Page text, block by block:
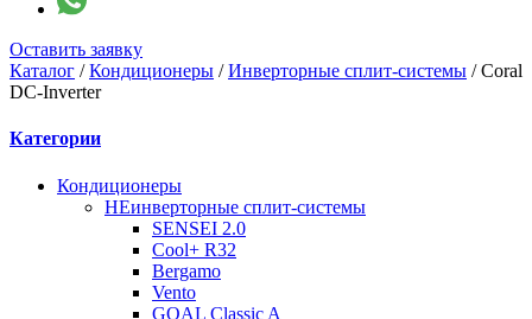
Оставить заявку
Каталог /Кондиционеры /Инверторные сплит-системы /Coral
DC-Inverter
Категории
Кондиционеры
НЕинверторные сплит-системы
SENSEI 2.0
Cool+ R32
Bergamo
Vento
GOAL Classic A